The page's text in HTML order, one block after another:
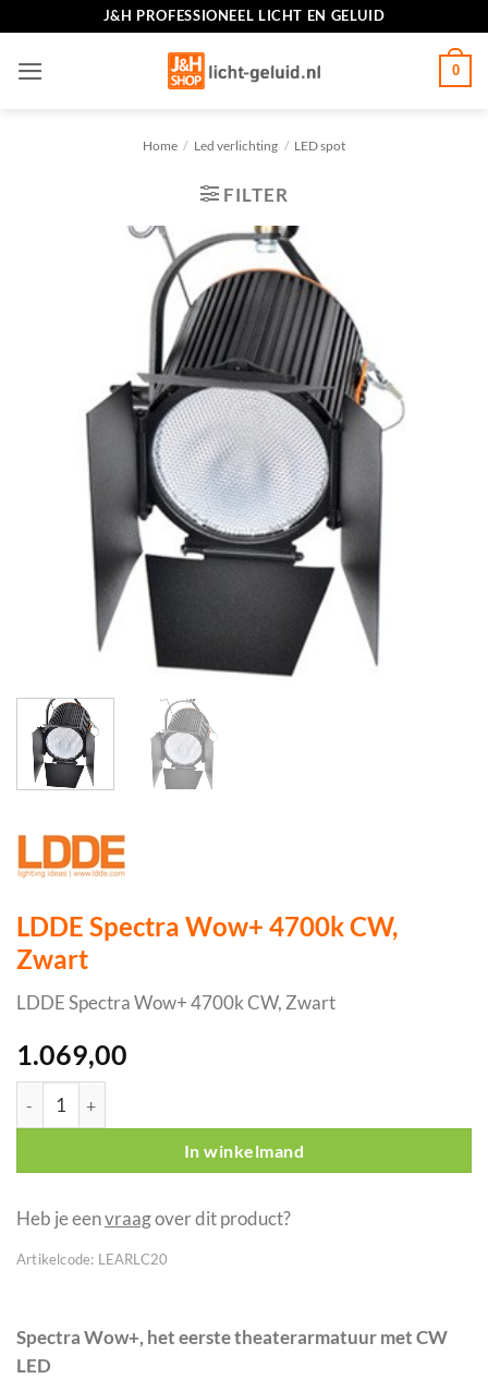
inhoud
J&H PROFESSIONEEL LICHT EN GELUID
0
Home / Led verlichting / LED spot
FILTER
LDDE Spectra Wow+ 4700k CW,
Zwart
LDDE Spectra Wow+ 4700k CW, Zwart
1.069,00
LDDE Spectra Wow+ 4700k CW, Zwart aantal
In winkelmand
Heb je eenvraagover dit product?
Artikelcode: LEARLC20
Spectra Wow+, het eerste theaterarmatuur met CW
LED